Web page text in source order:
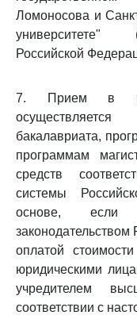
Ломоносова и
университете"
Российской
7. Прием в
бакалавриата,
программам
средств
системы
основе, если
оплатой
юридическими
учредителем
соответствии с